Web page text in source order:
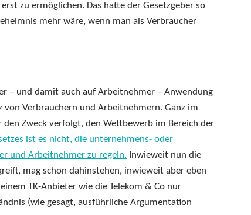
zu ermöglichen. Das hatte der Gesetzgeber so
mehr wäre, wenn man als Verbraucher
– und damit auch auf Arbeitnehmer – Anwendung
von Verbrauchern und Arbeitnehmern. Ganz im
Zweck verfolgt, den Wettbewerb im Bereich der
ist es nicht, die unternehmens- oder
und Arbeitnehmer zu regeln. Inwieweit nun die
mag schon dahinstehen, inwieweit aber eben
TK-Anbieter wie die Telekom & Co nur
(wie gesagt, ausführliche Argumentation